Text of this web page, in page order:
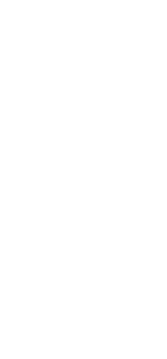
Rechners,
Datei,
erfolgt (Referrer-
das
durch uns zu
Nutzung
und -stabilität
Fall verwenden wir
Besuch unserer